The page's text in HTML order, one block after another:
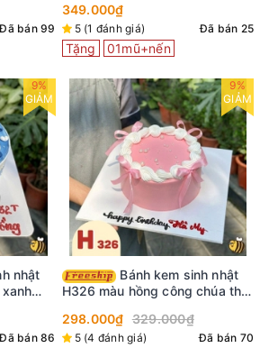
Đã bán 99
349.000₫
5 (1 đánh giá) Đã bán 25
Tặng 01mũ+nến
9%
GIẢM
Đã bán 86
9%
GIẢM
H326 màu hồng công chúa thắt
298.000₫ 329.000₫
5 (4 đánh giá) Đã bán 70